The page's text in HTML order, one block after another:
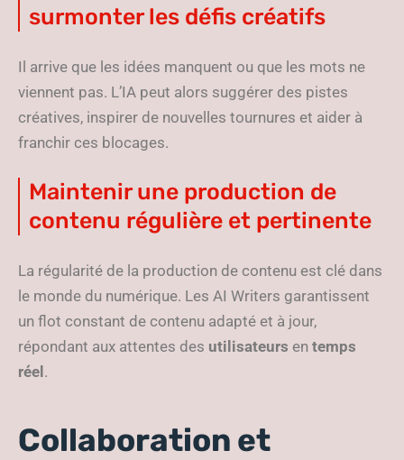
surmonter les défis créatifs
Il arrive que les idées manquent ou que les mots ne
viennent pas. L’IA peut alors suggérer des pistes
créatives, inspirer de nouvelles tournures et aider à
franchir ces blocages.
Maintenir une production de
contenu régulière et pertinente
La régularité de la production de contenu est clé dans
le monde du numérique. Les AI Writers garantissent
un flot constant de contenu adapté et à jour,
répondant aux attentes des utilisateurs en temps
réel .
Collaboration et